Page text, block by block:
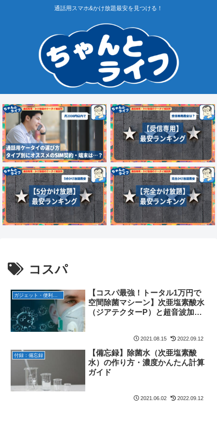
通話用スマホ&かけ放題最安を見つける！
コスパ
【コスパ最強！トータル1万円で
空間除菌マシーン】次亜塩素酸水
（ジアテクターP）と超音波加湿
2021.08.15 2022.09.12
付録：備忘録
【備忘録】除菌水（次亜塩素酸
水）の作り方・濃度かんたん計算
ガイド
2021.06.02 2022.09.12